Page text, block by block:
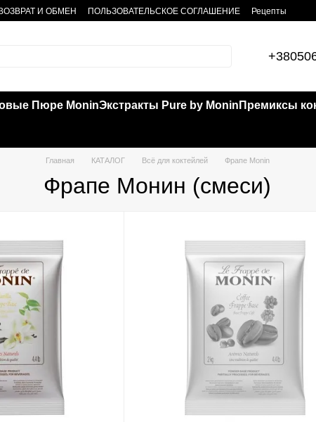
ВОЗВРАТ И ОБМЕН ПОЛЬЗОВАТЕЛЬСКОЕ СОГЛАШЕНИЕ Рецепты
Пюре MoninЭкстракты Pure by Monin Премиксы
Главная КАТАЛОГ Всё для коктейлей Фрапе Monin
Фрапе Монин (смеси)